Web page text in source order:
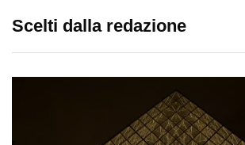
Scelti dalla redazione